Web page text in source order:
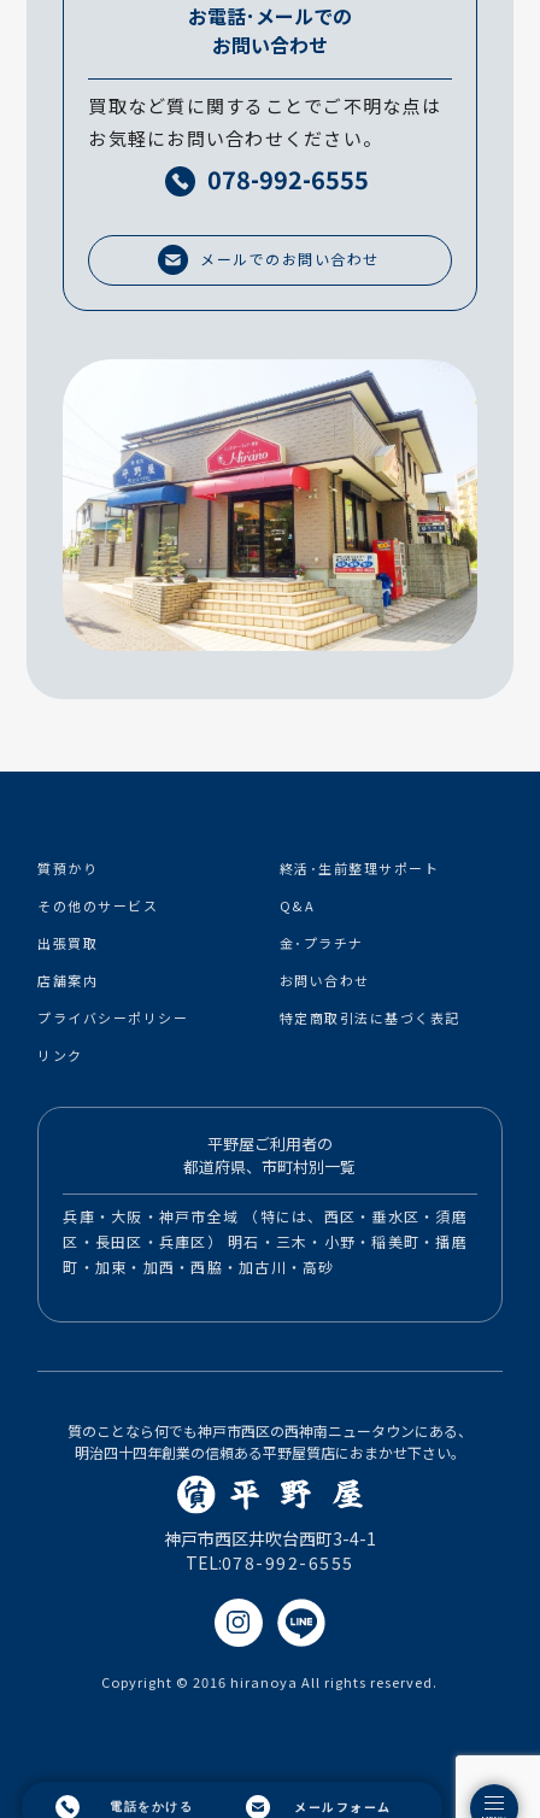
電話をかける メールフォーム
お電話･メールでの
お問い合わせ
買取など質に関することでご不明な点は
お気軽にお問い合わせください。
078-992-6555
メールでのお問い合わせ
質預かり
終活･生前整理サポート
その他のサービス
Q&A
出張買取
金･プラチナ
店舗案内
お問い合わせ
プライバシーポリシー
特定商取引法に基づく表記
リンク
平野屋ご利用者の
都道府県、市町村別一覧
兵庫・大阪・神戸市全域 （特には、西区・垂水区・須磨
区・長田区・兵庫区） 明石・三木・小野・稲美町・播磨
町・加東・加西・西脇・加古川・高砂
質のことなら何でも神戸市西区の西神南ニュータウンにある、
明治四十四年創業の信頼ある平野屋質店におまかせ下さい。
神戸市西区井吹台西町3-4-1
TEL:078-992-6555
Copyright © 2016 hiranoya All rights reserved.